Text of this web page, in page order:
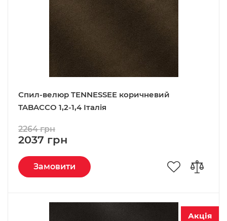
Спил-велюр TENNESSEE коричневий
TABACCO 1,2-1,4 Італія
2037 грн
2264 грн
Замовити
Акція